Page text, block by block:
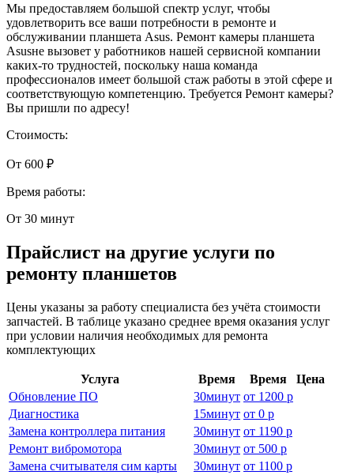
Мы предоставляем большой спектр услуг, чтобы
удовлетворить все ваши потребности в ремонте и
обслуживании планшета Asus. Ремонт камеры планшета
Asusне вызовет у работников нашей сервисной компании
каких-то трудностей, поскольку наша команда
профессионалов имеет большой стаж работы в этой сфере и
соответствующую компетенцию. Требуется Ремонт камеры?
Вы пришли по адресу!
Стоимость:
От 600 ₽
Время работы:
От 30 минут
Прайслист на другие услуги по
ремонту планшетов
Цены указаны за работу специалиста без учёта стоимости
запчастей. В таблице указано среднее время оказания услуг
при условии наличия необходимых для ремонта
комплектующих
Услуга Время Время
Цена
Обновление ПО
30минут от 1200 р
Диагностика
15минут от 0 р
Замена контроллера питания
30минут от 1190 р
Ремонт вибромотора
30минут от 500 р
Замена считывателя сим карты
30минут от 1100 р